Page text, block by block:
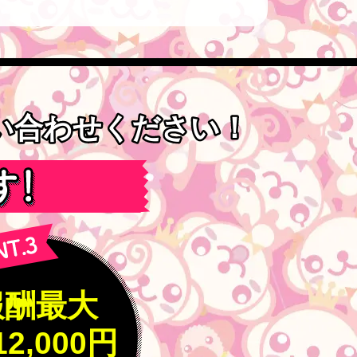
合わせください！
合わせください！
最大
円